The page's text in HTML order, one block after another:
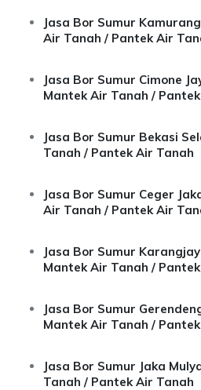
Jasa Bor Sumur
Air Tanah / Pantek Air
Jasa Bor Sumur Cimone
Mantek Air Tanah /
Jasa Bor Sumur Bekasi
Tanah / Pantek Air Tanah
Jasa Bor Sumur Ceger
Air Tanah / Pantek Air
Jasa Bor Sumur
Mantek Air Tanah /
Jasa Bor Sumur
Mantek Air Tanah /
Jasa Bor Sumur Jaka
Tanah / Pantek Air Tanah